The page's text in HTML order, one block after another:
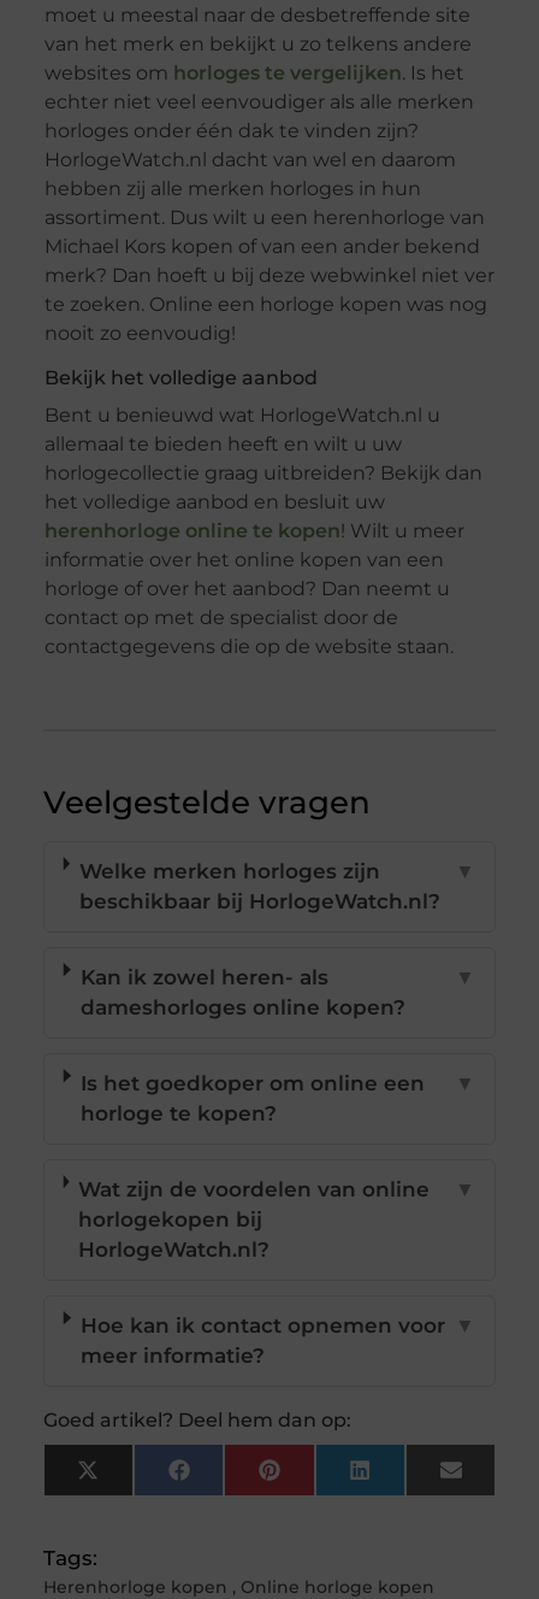
moet u meestal naar de desbetreffende site
van het merk en bekijkt u zo telkens andere
websites om horloges te vergelijken. Is het
echter niet veel eenvoudiger als alle merken
horloges onder één dak te vinden zijn?
HorlogeWatch.nl dacht van wel en daarom
hebben zij alle merken horloges in hun
assortiment. Dus wilt u een herenhorloge van
Michael Kors kopen of van een ander bekend
merk? Dan hoeft u bij deze webwinkel niet ver
te zoeken. Online een horloge kopen was nog
nooit zo eenvoudig!
Bekijk het volledige aanbod
Bent u benieuwd wat HorlogeWatch.nl u
allemaal te bieden heeft en wilt u uw
horlogecollectie graag uitbreiden? Bekijk dan
het volledige aanbod en besluit uw
herenhorloge online te kopen! Wilt u meer
informatie over het online kopen van een
horloge of over het aanbod? Dan neemt u
contact op met de specialist door de
contactgegevens die op de website staan.
Veelgestelde vragen
Welke merken horloges zijn
beschikbaar bij HorlogeWatch.nl?
▼
Kan ik zowel heren- als
dameshorloges online kopen?
▼
Is het goedkoper om online een
horloge te kopen?
▼
Wat zijn de voordelen van online
horlogekopen bij
HorlogeWatch.nl?
▼
Hoe kan ik contact opnemen voor
meer informatie?
▼
Goed artikel? Deel hem dan op:
X
(Twitter)
FacebookPinterestLinkedInEmail
Tags:
Herenhorloge kopen , Online horloge kopen